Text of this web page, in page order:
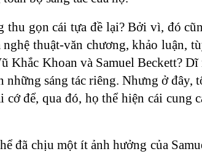
thu gọn cái tựa đề lại? Bởi vì, đó
thuật-văn chương, khảo luận,
Khắc Khoan và Samuel Beckett?
những sáng tác riêng. Nhưng ở
cớ để, qua đó, họ thể hiện cái
đã chịu một ít ảnh hưởng của